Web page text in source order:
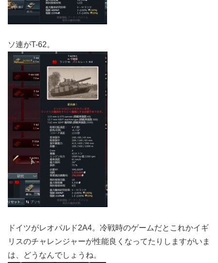
ソ連がT-62。
ドイツがレオパルド2A4。冷戦時のゲームだとこれかイギ
リスのチャレンジャーが性能良くなってたりしますがいま
は、どうなんでしょうね。